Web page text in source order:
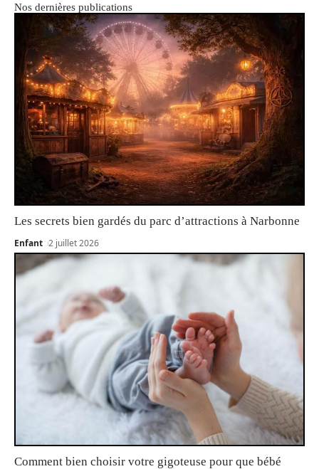
Nos dernières publications
Les secrets bien gardés du parc d’attractions à Narbonne
Enfant 2 juillet 2026
Comment bien choisir votre gigoteuse pour que bébé